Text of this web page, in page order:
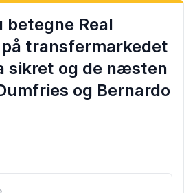
betegne Real
transfermarkedet
sikret og de næsten
og Bernardo